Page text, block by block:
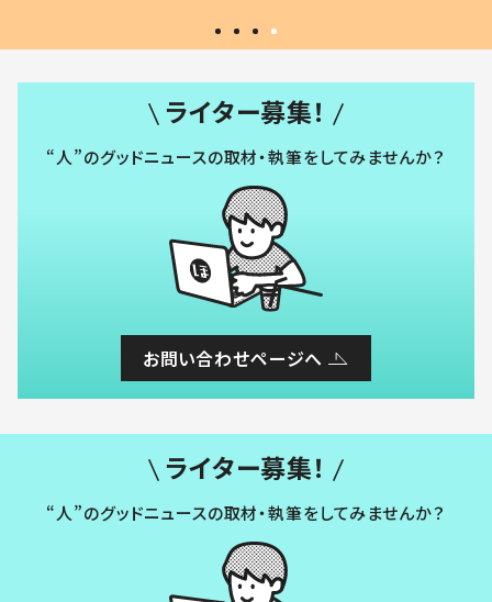
ライター募集！
“人”のグッドニュースの取材・執筆をしてみませんか？
お問い合わせページへ
ライター募集！
“人”のグッドニュースの取材・執筆をしてみませんか？